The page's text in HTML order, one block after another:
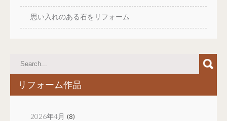
思い入れのある石をリフォーム
リフォーム作品
2026年4月 (8)